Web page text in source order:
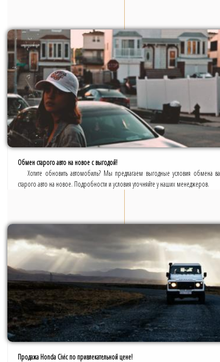
Обмен старого авто на новое с выгодой!
Хотите обновить автомобиль? Мы предлагаем выгодные условия обмена
старого авто на новое. Подробности и условия уточняйте у наших менеджеров.
Продажа Honda Civic по привлекательной цене!